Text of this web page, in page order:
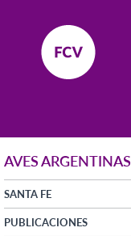
AVES ARGENTINAS
SANTA FE
PUBLICACIONES